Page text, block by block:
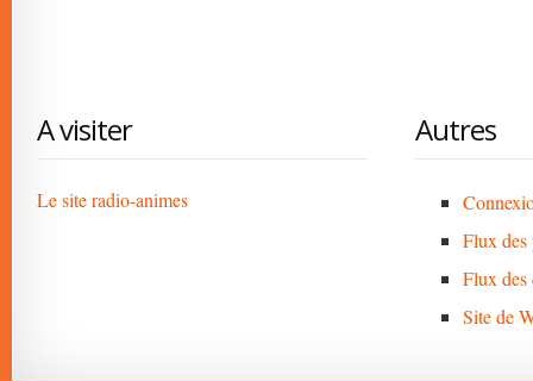
A visiter
Le site radio-animes
Autres
Flux des
Flux des
Site de